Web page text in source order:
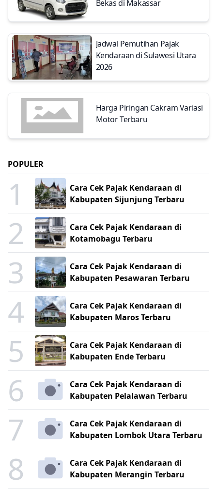
Bekas di Makassar
Jadwal Pemutihan Pajak
Kendaraan di Sulawesi Utara
2026
Harga Piringan Cakram Variasi
Motor Terbaru
POPULER
1
Cara Cek Pajak Kendaraan di
Kabupaten Sijunjung Terbaru
2
Cara Cek Pajak Kendaraan di
Kotamobagu Terbaru
3
Cara Cek Pajak Kendaraan di
Kabupaten Pesawaran Terbaru
4
Cara Cek Pajak Kendaraan di
Kabupaten Maros Terbaru
5
Cara Cek Pajak Kendaraan di
Kabupaten Ende Terbaru
6
Cara Cek Pajak Kendaraan di
Kabupaten Pelalawan Terbaru
7
Cara Cek Pajak Kendaraan di
Kabupaten Lombok Utara Terbaru
8
Cara Cek Pajak Kendaraan di
Kabupaten Merangin Terbaru